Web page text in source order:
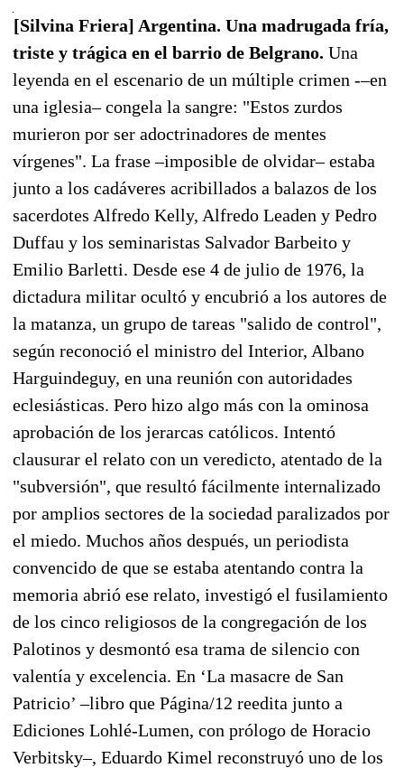
[Silvina Friera] Argentina. Una madrugada fría,
triste y trágica en el barrio de Belgrano. Una
leyenda en el escenario de un múltiple crimen -–en
una iglesia– congela la sangre: "Estos zurdos
murieron por ser adoctrinadores de mentes
vírgenes". La frase –imposible de olvidar– estaba
junto a los cadáveres acribillados a balazos de los
sacerdotes Alfredo Kelly, Alfredo Leaden y Pedro
Duffau y los seminaristas Salvador Barbeito y
Emilio Barletti. Desde ese 4 de julio de 1976, la
dictadura militar ocultó y encubrió a los autores de
la matanza, un grupo de tareas "salido de control",
según reconoció el ministro del Interior, Albano
Harguindeguy, en una reunión con autoridades
eclesiásticas. Pero hizo algo más con la ominosa
aprobación de los jerarcas católicos. Intentó
clausurar el relato con un veredicto, atentado de la
"subversión", que resultó fácilmente internalizado
por amplios sectores de la sociedad paralizados por
el miedo. Muchos años después, un periodista
convencido de que se estaba atentando contra la
memoria abrió ese relato, investigó el fusilamiento
de los cinco religiosos de la congregación de los
Palotinos y desmontó esa trama de silencio con
valentía y excelencia. En ‘La masacre de San
Patricio’ –libro que Página/12 reedita junto a
Ediciones Lohlé-Lumen, con prólogo de Horacio
Verbitsky–, Eduardo Kimel reconstruyó uno de los